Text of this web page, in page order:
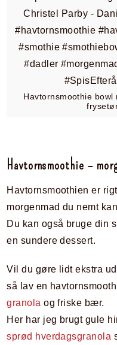
Havtornsmoothie bowl
Havtornsmoothie –
Havtornsmoothien er
morgenmad du nemt kan
Du kan også bruge din
en sundere dessert.
Vil du gøre lidt ekstra
så lav en
granola og friske bær.
Her har jeg brugt gule
sprød hverdagsgranola